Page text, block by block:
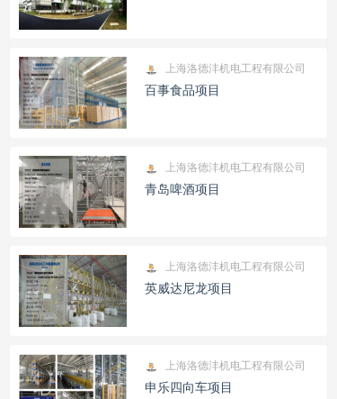
上海洛德沣机电工程有限公司
百事食品项目
上海洛德沣机电工程有限公司
青岛啤酒项目
上海洛德沣机电工程有限公司
英威达尼龙项目
上海洛德沣机电工程有限公司
申乐四向车项目